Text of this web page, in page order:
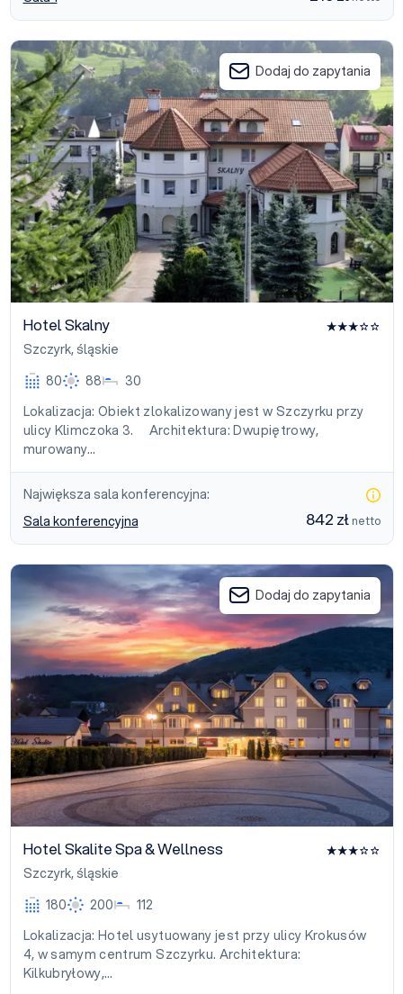
Hotel Skalny
Dodaj do zapytania
Hotel Skalny
Szczyrk, śląskie
80
88
30
Lokalizacja: Obiekt zlokalizowany jest w Szczyrku przy
ulicy Klimczoka 3. Architektura: Dwupiętrowy,
murowany…
Największa sala konferencyjna:
Sala konferencyjna
842 zł netto
Hotel Skalite Spa & Wellness
Dodaj do zapytania
Hotel Skalite Spa & Wellness
Szczyrk, śląskie
180
200
112
Lokalizacja: Hotel usytuowany jest przy ulicy Krokusów
4, w samym centrum Szczyrku. Architektura:
Kilkubryłowy,…